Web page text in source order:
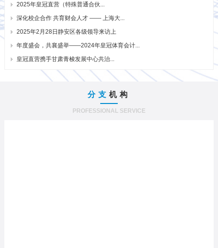
2025年皇冠直营（特殊普通合伙...
深化校企合作 共育财会人才 —— 上海大...
2025年2月28日静安区各级领导来访上
年度盛会，共襄盛举——2024年皇冠体育会计...
皇冠直营携手甘肃青梭发展中心共治...
分支 机构
PROFESSIONAL SERVICE